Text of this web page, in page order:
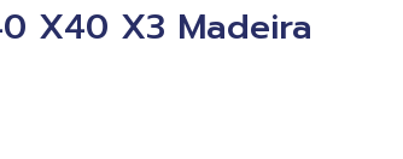
X40 X3 Madeira